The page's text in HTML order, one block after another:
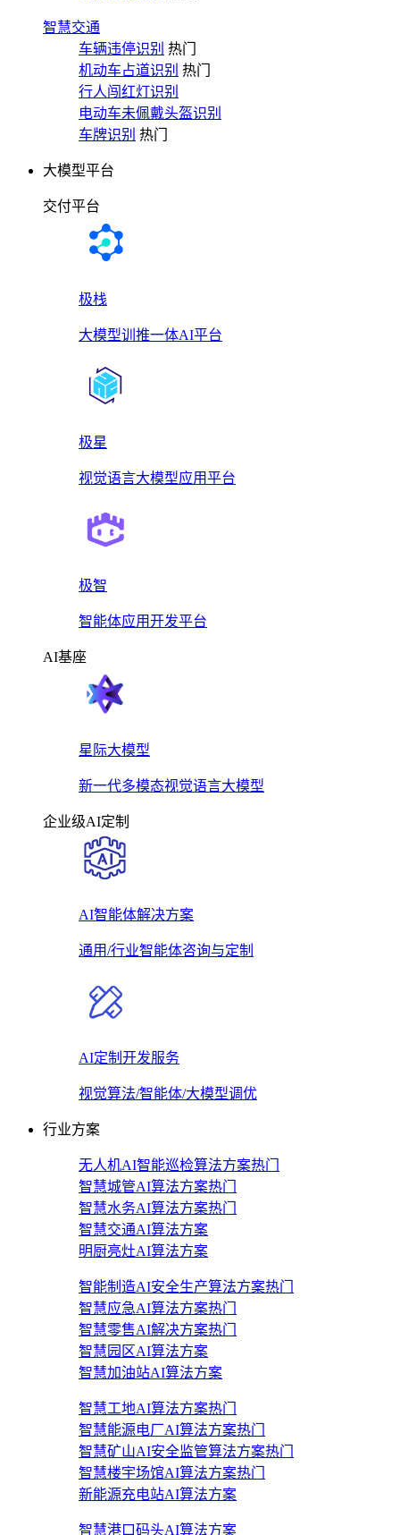
智慧交通
车辆违停识别 热门
机动车占道识别 热门
行人闯红灯识别
电动车未佩戴头盔识别
车牌识别 热门
大模型平台
交付平台
极栈
大模型训推一体AI平台
极星
视觉语言大模型应用平台
极智
智能体应用开发平台
AI基座
星际大模型
新一代多模态视觉语言大模型
企业级AI定制
AI智能体解决方案
通用/行业智能体咨询与定制
AI定制开发服务
视觉算法/智能体/大模型调优
行业方案
无人机AI智能巡检算法方案热门
智慧城管AI算法方案热门
智慧水务AI算法方案热门
智慧交通AI算法方案
明厨亮灶AI算法方案
智能制造AI安全生产算法方案热门
智慧应急AI算法方案热门
智慧零售AI解决方案热门
智慧园区AI算法方案
智慧加油站AI算法方案
智慧工地AI算法方案热门
智慧能源电厂AI算法方案热门
智慧矿山AI安全监管算法方案热门
智慧楼宇场馆AI算法方案热门
新能源充电站AI算法方案
智慧港口码头AI算法方案